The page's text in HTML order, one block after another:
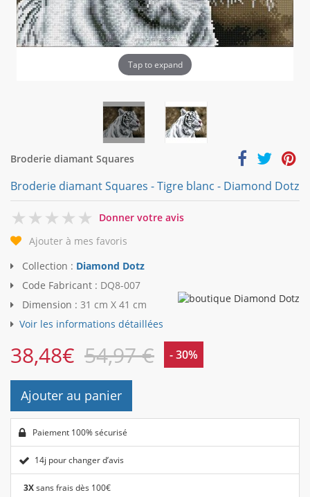
Tap to expand
Broderie diamant Squares
Broderie diamant Squares - Tigre blanc - Diamond Dotz
0
Donner votre avis
Ajouter à mes favoris
Collection : Diamond Dotz
Code Fabricant : DQ8-007
Dimension : 31 cm X 41 cm
Voir les informations détaillées
38,48€ 54,97 € - 30%
Ajouter au panier
Paiement 100% sécurisé
14j pour changer d’avis
3Xsans frais dès 100€